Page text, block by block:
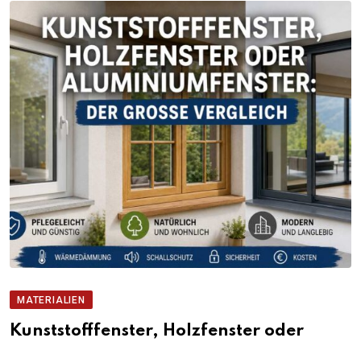
MATERIALIEN
Kunststofffenster, Holzfenster oder